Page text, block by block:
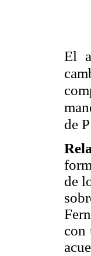
El
de
de
con